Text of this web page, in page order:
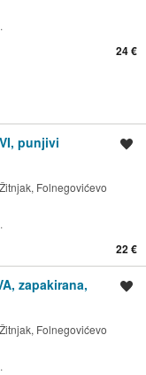
24 €
punjivi
Folnegovićevo
22 €
zapakirana,
Folnegovićevo